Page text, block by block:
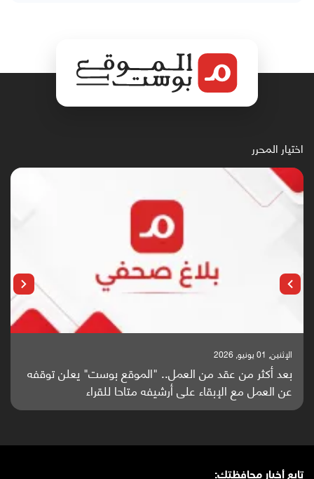
اختيار المحرر
الإثنين, 25 مايو, 2026
باحثون من اليمن يدخلون سباق أبحاث ألزهايمر بدراسة
واعدة منشورة عالميا (ترجمة)
تابع أخبار محافظتك: